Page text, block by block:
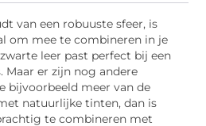
van een robuuste sfeer, is
om mee te combineren in je
leer past perfect bij een
Maar er zijn nog andere
bijvoorbeeld meer van de
natuurlijke tinten, dan is
te combineren met